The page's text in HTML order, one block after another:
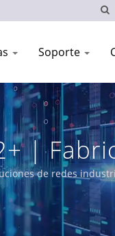
Soporte
|
de redes
gestionados L3/
energía, transporte y